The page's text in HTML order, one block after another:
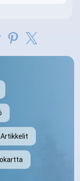
Artikkelit